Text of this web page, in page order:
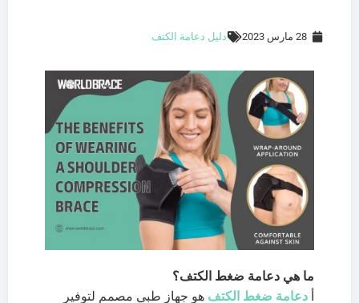
28 مارس 2023 دليل دعامة الكتف
ما هي دعامة ضغط الكتف؟
أ دعامة ضغط الكتف هو جهاز طبي مصمم لتوفير